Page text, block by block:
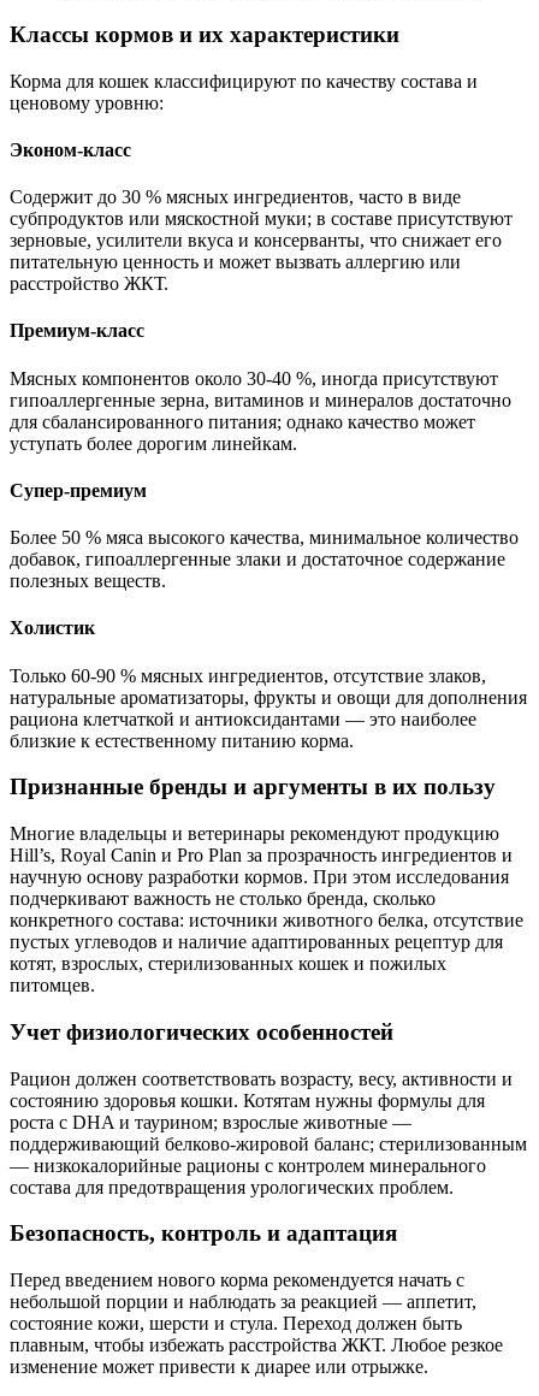
Классы кормов и их характеристики
Корма для кошек классифицируют по качеству состава и
ценовому уровню:
Эконом-класс
Содержит до 30 % мясных ингредиентов, часто в виде
субпродуктов или мяскостной муки; в составе присутствуют
зерновые, усилители вкуса и консерванты, что снижает его
питательную ценность и может вызвать аллергию или
расстройство ЖКТ.
Премиум-класс
Мясных компонентов около 30-40 %, иногда присутствуют
гипоаллергенные зерна, витаминов и минералов достаточно
для сбалансированного питания; однако качество может
уступать более дорогим линейкам.
Супер-премиум
Более 50 % мяса высокого качества, минимальное количество
добавок, гипоаллергенные злаки и достаточное содержание
полезных веществ.
Холистик
Только 60-90 % мясных ингредиентов, отсутствие злаков,
натуральные ароматизаторы, фрукты и овощи для дополнения
рациона клетчаткой и антиоксидантами — это наиболее
близкие к естественному питанию корма.
Признанные бренды и аргументы в их пользу
Многие владельцы и ветеринары рекомендуют продукцию
Hill’s, Royal Canin и Pro Plan за прозрачность ингредиентов и
научную основу разработки кормов. При этом исследования
подчеркивают важность не столько бренда, сколько
конкретного состава: источники животного белка, отсутствие
пустых углеводов и наличие адаптированных рецептур для
котят, взрослых, стерилизованных кошек и пожилых
питомцев.
Учет физиологических особенностей
Рацион должен соответствовать возрасту, весу, активности и
состоянию здоровья кошки. Котятам нужны формулы для
роста с DHA и таурином; взрослые животные —
поддерживающий белково-жировой баланс; стерилизованным
— низкокалорийные рационы с контролем минерального
состава для предотвращения урологических проблем.
Безопасность, контроль и адаптация
Перед введением нового корма рекомендуется начать с
небольшой порции и наблюдать за реакцией — аппетит,
состояние кожи, шерсти и стула. Переход должен быть
плавным, чтобы избежать расстройства ЖКТ. Любое резкое
изменение может привести к диарее или отрыжке.